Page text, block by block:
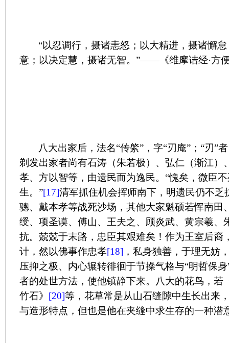
“以忍调行，摄诸恚怒；以大精进，摄诸懈
意；以决定慧，摄诸无智。”——《维摩诘经·方
八大出家后，法名“传綮”，字“刃庵”；“刃”
剃发出家者尚有石涛（朱若极）、弘仁（渐江）
孝、方以智等，由遗民而为逸民。“愧矣，微臣
生。”[17]清军抓住机会挥师南下，明遗民仍不乏
骢、戴本孝等战死沙场，其他大家魁硕若恽南田
绶、项圣谟、傅山、王夫之、顾炎武、黄宗羲、
抗。兢兢于末路，忠臣其艰难矣！作为王室后裔
计，然以佛事作忠孝[18] ，私身独善，于理无妨
压抑之极、内心辗转徘徊于节操气格与“明哲保身
者的处世方法，使他镇静下来。八大的花鸟，若
竹石》 [20]等，花草常是从山石缝隙中生长出来
与造形特点，但也是他在夹缝中求生存的一种潜